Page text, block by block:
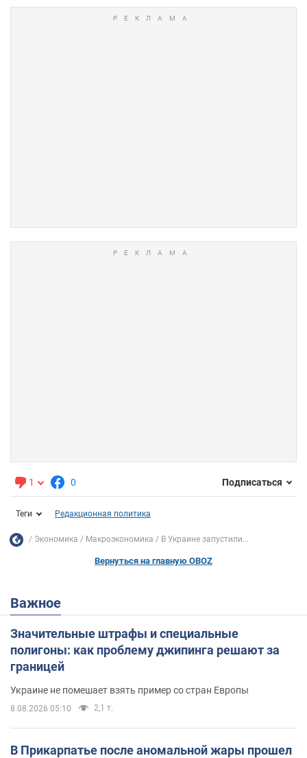
1 0 Подписаться
Теги Редакционная политика
Экономика Mакроэкономика В Украине запустили...
Вернуться на главную OBOZ
Важное
Значительные штрафы и специальные
полигоны: как проблему джипинга решают за
границей
Украине не помешает взять пример со стран Европы
8.08.2026 05:10 2,1 т.
В Прикарпатье после аномальной жары прошел